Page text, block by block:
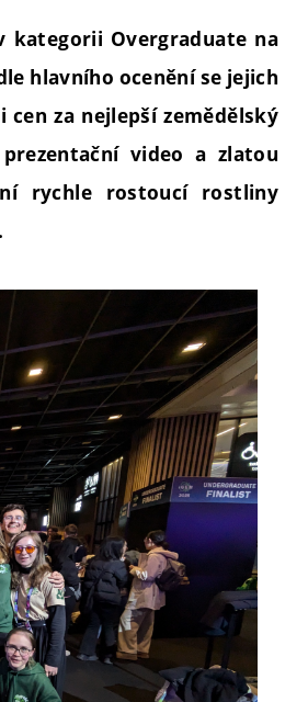
kategorii Overgraduate na
hlavního ocenění se jejich
za nejlepší zemědělský
video a zlatou
rychle rostoucí rostliny